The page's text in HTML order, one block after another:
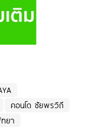
คอนโด ชัยพรวิถี
ยา